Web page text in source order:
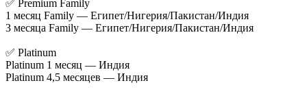
✅ Premium Family
1 месяц Family — Египет/Нигерия/Пакистан/Индия
3 месяца Family — Египет/Нигерия/Пакистан/Индия
✅ Platinum
Platinum 1 месяц — Индия
Platinum 4,5 месяцев — Индия